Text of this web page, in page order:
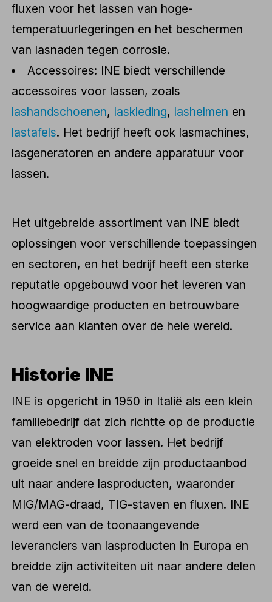
fluxen voor het lassen van hoge-
temperatuurlegeringen en het beschermen
van lasnaden tegen corrosie.
Accessoires: INE biedt verschillende
accessoires voor lassen, zoals
lashandschoenen, laskleding, lashelmen en
lastafels. Het bedrijf heeft ook lasmachines,
lasgeneratoren en andere apparatuur voor
lassen.
Het uitgebreide assortiment van INE biedt
oplossingen voor verschillende toepassingen
en sectoren, en het bedrijf heeft een sterke
reputatie opgebouwd voor het leveren van
hoogwaardige producten en betrouwbare
service aan klanten over de hele wereld.
Historie INE
INE is opgericht in 1950 in Italië als een klein
familiebedrijf dat zich richtte op de productie
van elektroden voor lassen. Het bedrijf
groeide snel en breidde zijn productaanbod
uit naar andere lasproducten, waaronder
MIG/MAG-draad, TIG-staven en fluxen. INE
werd een van de toonaangevende
leveranciers van lasproducten in Europa en
breidde zijn activiteiten uit naar andere delen
van de wereld.